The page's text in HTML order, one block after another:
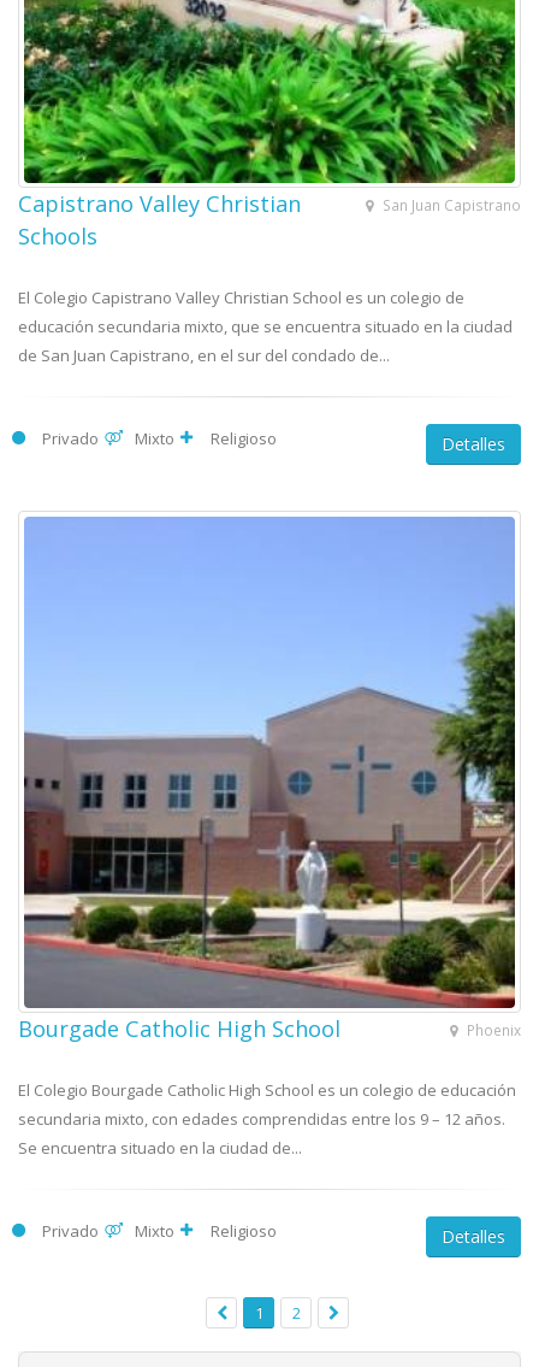
San Juan Capistrano
Capistrano Valley Christian
Schools
El Colegio Capistrano Valley Christian School es un colegio de
educación secundaria mixto, que se encuentra situado en la ciudad
de San Juan Capistrano, en el sur del condado de...
Detalles
Privado Mixto Religioso
Phoenix
Bourgade Catholic High School
El Colegio Bourgade Catholic High School es un colegio de educación
secundaria mixto, con edades comprendidas entre los 9 – 12 años.
Se encuentra situado en la ciudad de...
Detalles
Privado Mixto Religioso
1 2